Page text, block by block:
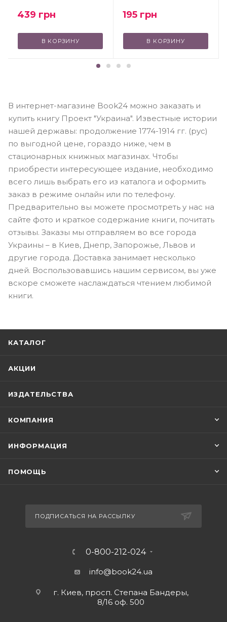
439 грн
В КОРЗИНУ
195 грн
В КОРЗИНУ
В интернет-магазине Book24 можно заказать и
купить книгу Проект "Украина". Известные истории
нашей державы: продолжение 1774-1914 гг. (рус)
по выгодной цене, гораздо ниже, чем в
стационарных книжных магазинах. Чтобы
приобрести интересующее издание, необходимо
всего лишь выбрать его из каталога и оформить
заказ в режиме онлайн или по телефону.
Предварительно вы можете просмотреть у нас на
сайте фото и краткое содержание книги, почитать
отзывы. Заказы мы отправляем во все города
Украины – в Киев, Днепр, Запорожье, Львов и
другие города. Доставка занимает несколько
дней. Воспользовавшись нашим сервисом, вы уже
вскоре сможете наслаждаться чтением любимой
книги.
КАТАЛОГ
АКЦИИ
ИЗДАТЕЛЬСТВА
КОМПАНИЯ
ИНФОРМАЦИЯ
ПОМОЩЬ
ПОДПИСАТЬСЯ НА РАССЫЛКУ
0-800-212-024
info@book24.ua
г. Киев, просп. Степана Бандеры,
8/16 оф. 500